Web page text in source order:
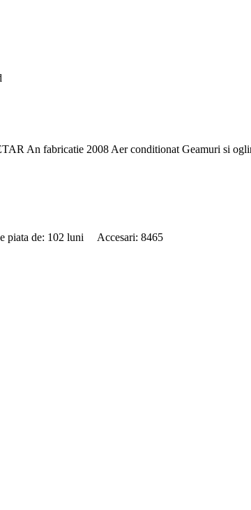
An fabricatie 2008 Aer conditionat Geamuri si
piata de: 102 luni Accesari: 8465